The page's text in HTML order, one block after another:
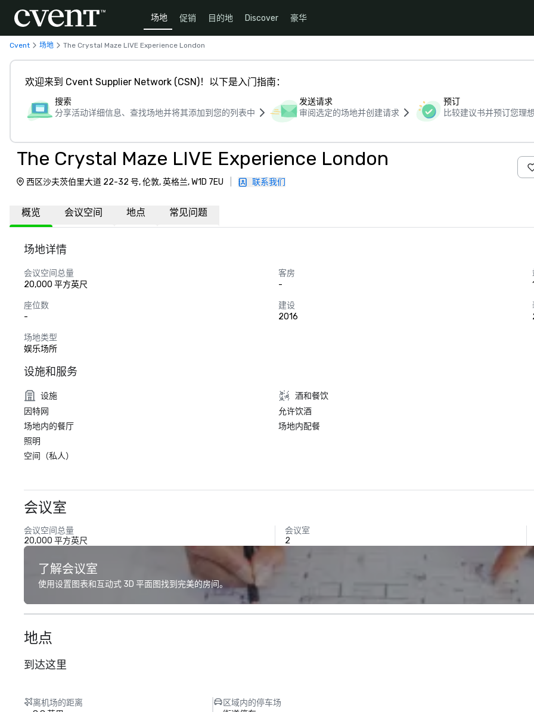
场地 促销 目的地 Discover 豪华
Cvent 场地 The Crystal Maze LIVE Experience London
欢迎来到 Cvent Supplier Network (CSN)！以下是入门指南：
搜索
分享活动详细信息、查找场地并将其添加到您的列表中
发送请求
审阅选定的场地并创建请求
预订
比较建议书并预订您理
The Crystal Maze LIVE Experience London
西区沙夫茨伯里大道 22-32 号, 伦敦, 英格兰, W1D 7EU 联系我们
概览 会议空间 地点 常见问题
场地详情
会议空间总量
20,000 平方英尺
客房
-
座位数
-
建设
2016
场地类型
娱乐场所
设施和服务
设施
因特网
场地内的餐厅
照明
空间（私人）
酒和餐饮
允许饮酒
场地内配餐
会议室
会议空间总量
20,000 平方英尺
会议室
2
了解会议室
使用设置图表和互动式 3D 平面图找到完美的房间。
地点
到达这里
离机场的距离
区域内的停车场